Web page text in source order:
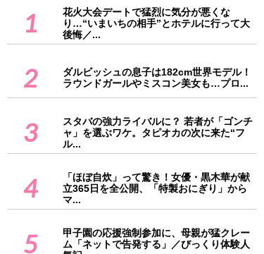
1
花火大会デートで猛烈に気分が悪くな
り…“いまいちの相手”とホテルに行って大
後悔／...
2
ダルビッシュの息子は182cm世界モデル！
ラウンドガールやミスコン美女も…プロ...
3
スタバの強力ライバルに？ 若者が「ゴンチ
ャ」を選ぶワケ。タピオカの次に来た“フ
ル...
4
「ほぼ自炊」って驚き！女優・黒木華が献
立365日を全公開、「特製おにぎり」から
マ...
5
甲子園の応援強制参加に、母親が猛クレー
ム「ネットで告発する」／びっくり体験人